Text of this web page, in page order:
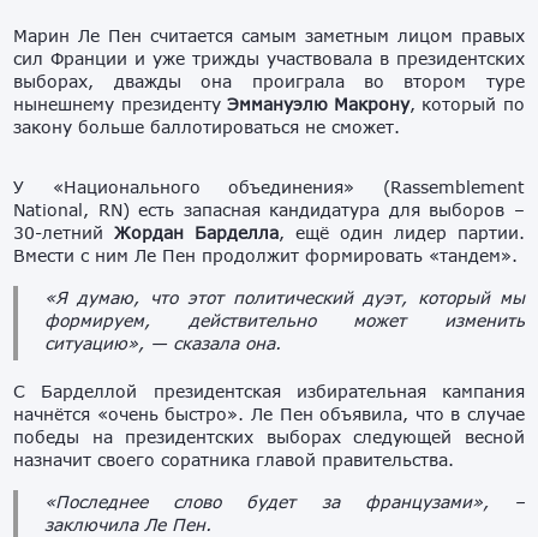
Марин Ле Пен считается самым заметным лицом правых
сил Франции и уже трижды участвовала в президентских
выборах, дважды она проиграла во втором туре
нынешнему президенту Эммануэлю Макрону, который по
закону больше баллотироваться не сможет.
У «Национального объединения» (Rassemblement
National, RN) есть запасная кандидатура для выборов –
30-летнийЖордан Барделла, ещё один лидер партии.
Вмести с ним Ле Пен продолжит формировать «тандем».
«Я думаю, что этот политический дуэт, который мы
формируем, действительно может изменить
ситуацию», — сказала она.
С Барделлой президентская избирательная кампания
начнётся «очень быстро». Ле Пен объявила, что в случае
победы на президентских выборах следующей весной
назначит своего соратника главой правительства.
«Последнее слово будет за французами», –
заключила Ле Пен.